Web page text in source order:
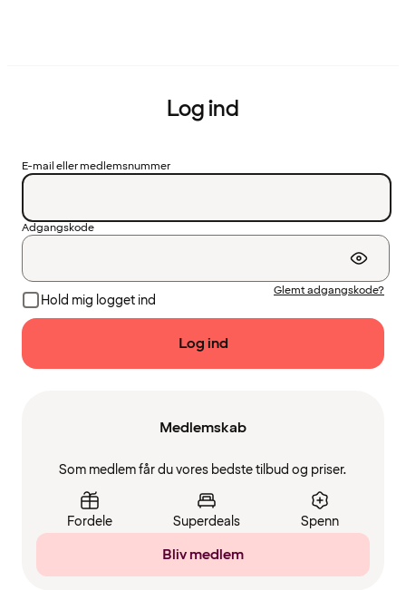
Log ind
E-mail eller medlemsnummer
Adgangskode
Hold mig logget ind
Glemt adgangskode?
Log ind
Medlemskab
Som medlem får du vores bedste tilbud og priser.
Fordele Superdeals Spenn
Bliv medlem